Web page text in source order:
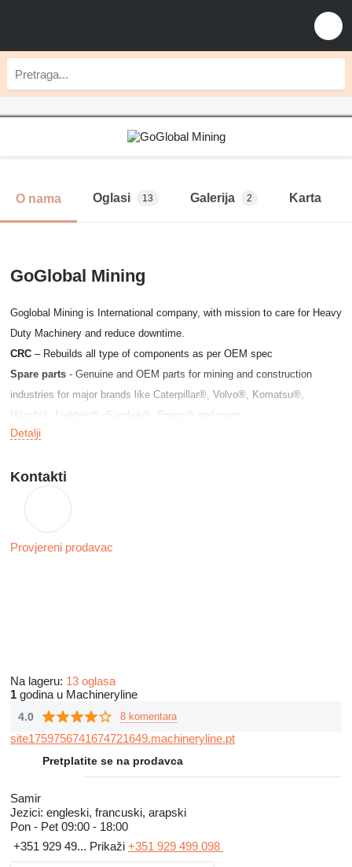
O nama Oglasi 13 Galerija 2 Karta
GoGlobal Mining
Goglobal Mining is International company, with mission to care for Heavy
Duty Machinery and reduce downtime.
CRC – Rebuilds all type of components as per OEM spec
Spare parts - Genuine and OEM parts for mining and construction
industries for major brands like Caterpillar®, Volvo®, Komatsu®,
Hitachi®, Liebherr®, Sandvik®, Epiroc® and more.
In addition, we source selected aftermarket spare parts to be cost
Detalji
Kontakti
Provjereni prodavac
Na lageru: 13 oglasa
1 godina u Machineryline
4.0 8 komentara
site1759756741674721649.machineryline.pt
Pretplatite se na prodavca
Samir
Jezici: engleski, francuski, arapski
Pon - Pet 09:00 - 18:00
+351 929 49... Prikaži +351 929 499 098